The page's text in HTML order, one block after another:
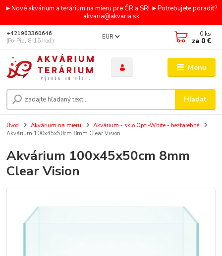
►Nové akvárium a terárium na mieru pre ČR a SR! ►Potrebujete poradiť?
akvaria@akvaria.sk
Menu
EUR
Hľadať
+421903360646
(Po-Pia, 8-16 hod.)
0 ks
za 0 €
Úvod Akvárium na mieru
Akvárium - sklo Opti-White - bezfarebné
Akvárium 100x45x50cm 8mm Clear Vision
Akvárium 100x45x50cm 8mm
Clear Vision